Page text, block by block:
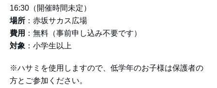
16:30（開催時間未定）
場所 ：赤坂サカス広場
費用 ：無料（事前申し込み不要です）
対象 ：小学生以上
※ハサミを使用しますので、低学年のお子様は保護者の
方とご参加ください。